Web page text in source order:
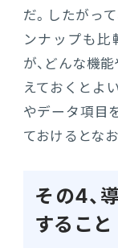
だ。したがっ
ンナップも比
が、どんな機
えておくとよ
やデータ項目
ておけるとなお
その4、
すること